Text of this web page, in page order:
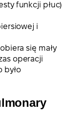
funkcji płuc)
i
się mały
operacji
było